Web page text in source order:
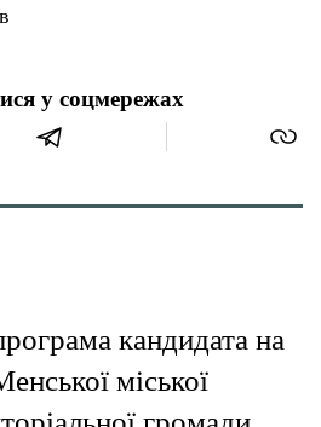
у соцмережах
кандидата на
міської